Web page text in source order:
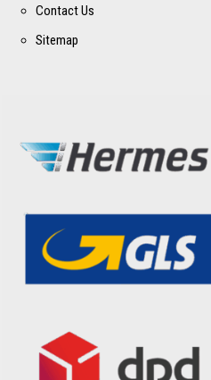
Contact Us
Sitemap